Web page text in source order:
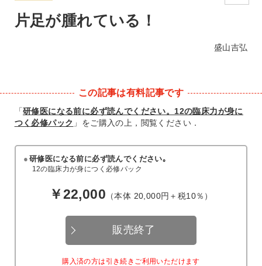
片足が腫れている！
盛山吉弘
この記事は有料記事です
「研修医になる前に必ず読んでください。12の臨床力が身に
つく必修パック 」をご購入の上，閲覧ください．
研修医になる前に必ず読んでください｡
12の臨床力が身につく必修パック
￥22,000 （本体 20,000円＋税10％）
販売終了
購入済の方は引き続きご利用いただけます